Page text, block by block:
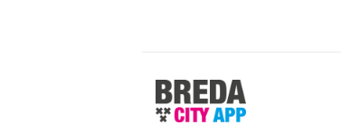
Stappen
&
Shoppen